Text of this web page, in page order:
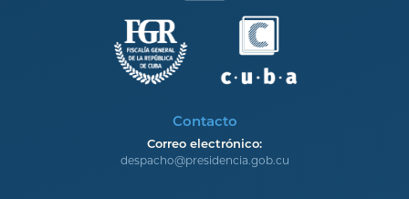
Contacto
Correo electrónico:
despacho@presidencia.gob.cu